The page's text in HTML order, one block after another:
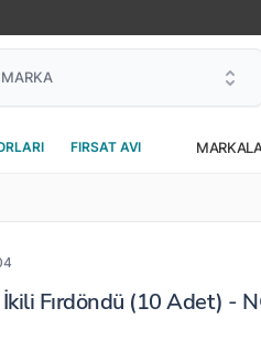
FIRSAT AVI
İkili Fırdöndü (10 Adet) -